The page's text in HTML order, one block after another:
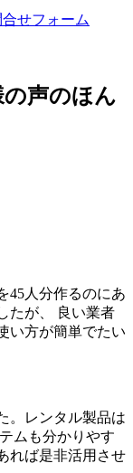
せフォーム
声のほん
45人分作るのにあ
たが、 良い業者
い方が簡単でたい
。
レンタル製品は
ムも分かりやす
れば是非活用させ